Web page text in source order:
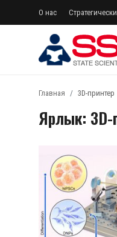
О нас
Стратегический план
Главная 3D-принтер
Ярлык: 3D-